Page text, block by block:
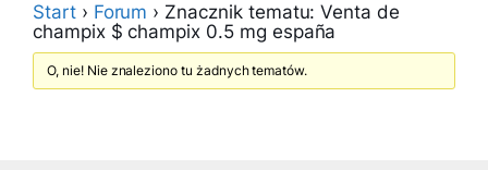
Start › Forum › Znacznik tematu: Venta de
champix $ champix 0.5 mg españa
O, nie! Nie znaleziono tu żadnych tematów.